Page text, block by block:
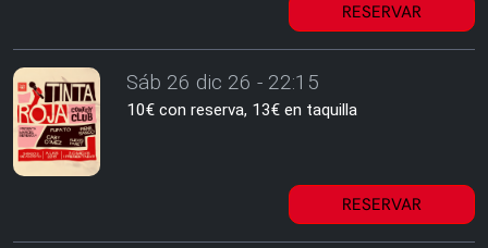
RESERVAR
Sáb 26 dic 26 - 22:15
10€ con reserva, 13€ en taquilla
RESERVAR